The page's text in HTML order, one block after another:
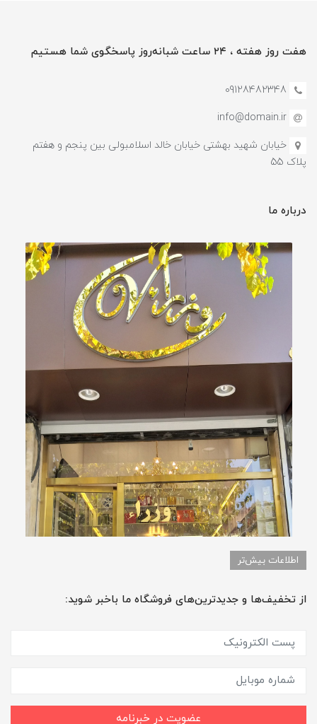
هفت روز هفته ، ۲۴ ساعت شبانه‌روز پاسخگوی شما هستیم
09128482348
info@domain.ir
خیابان شهید بهشتی خیابان خالد اسلامبولی بین پنجم و هفتم
پلاک 55
درباره ما
اطلاعات بیش‌تر
از تخفیف‌ها و جدیدترین‌های فروشگاه ما باخبر شوید:
عضویت در خبرنامه